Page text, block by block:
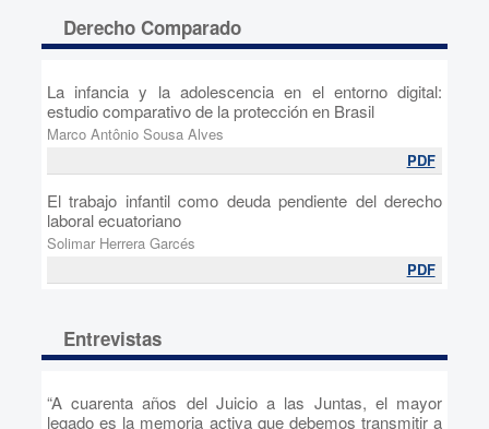
Derecho Comparado
La infancia y la adolescencia en el entorno digital:
estudio comparativo de la protección en Brasil
Marco Antônio Sousa Alves
PDF
El trabajo infantil como deuda pendiente del derecho
laboral ecuatoriano
Solimar Herrera Garcés
PDF
Entrevistas
“A cuarenta años del Juicio a las Juntas, el mayor
legado es la memoria activa que debemos transmitir a